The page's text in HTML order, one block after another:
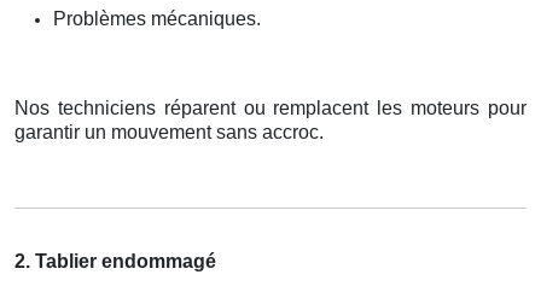
Problèmes mécaniques.
Nos techniciens réparent ou remplacent les moteurs pour
garantir un mouvement sans accroc.
2. Tablier endommagé